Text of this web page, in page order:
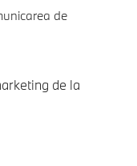
de
de la